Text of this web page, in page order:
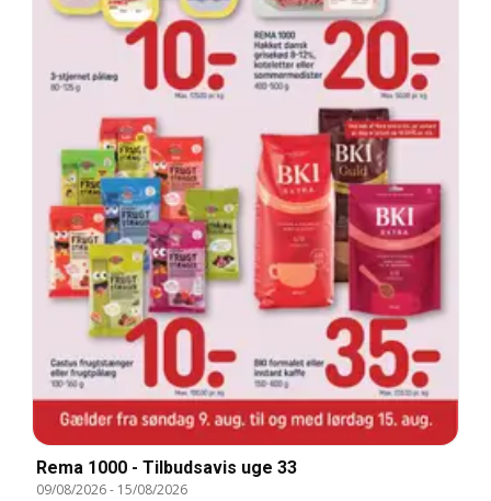
Rema 1000 - Tilbudsavis uge 33
09/08/2026- 15/08/2026